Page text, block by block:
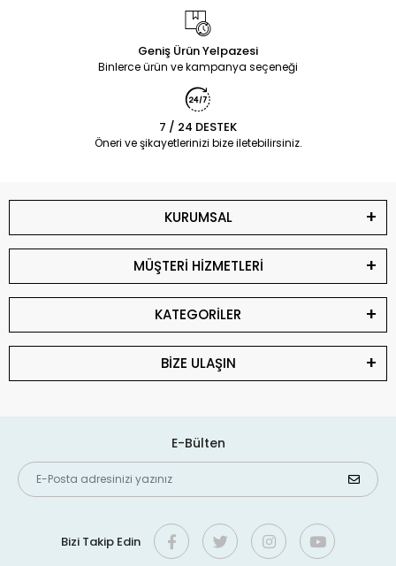
Geniş Ürün Yelpazesi
Binlerce ürün ve kampanya seçeneği
7 / 24 DESTEK
Öneri ve şikayetlerinizi bize iletebilirsiniz.
KURUMSAL
MÜŞTERİ HİZMETLERİ
KATEGORİLER
BİZE ULAŞIN
E-Bülten
Bizi Takip Edin